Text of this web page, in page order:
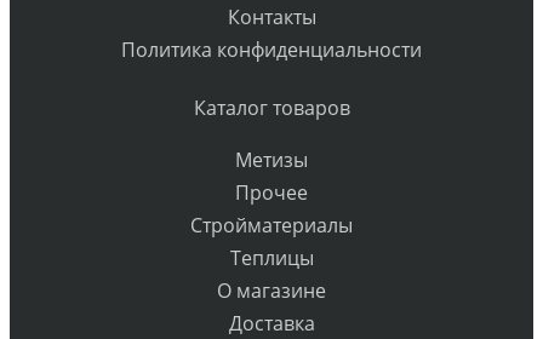
Контакты
Политика конфиденциальности
Каталог товаров
Метизы
Прочее
Стройматериалы
Теплицы
О магазине
Доставка